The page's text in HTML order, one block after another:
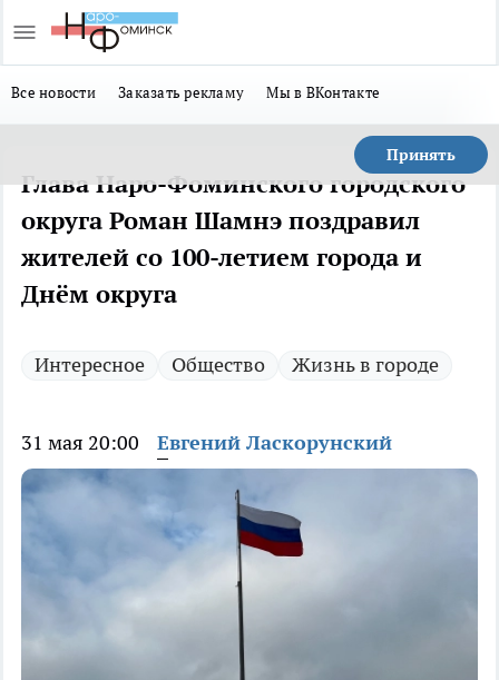
Все новости Заказать рекламу Мы в ВКонтакте
Принять
Глава Наро-Фоминского городского
округа Роман Шамнэ поздравил
жителей со 100-летием города и
Днём округа
Интересное Общество Жизнь в городе
31 мая 20:00 Евгений Ласкорунский